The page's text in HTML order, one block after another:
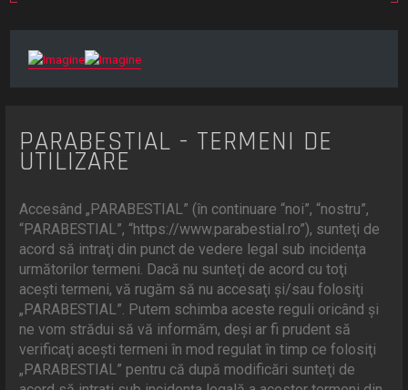
PARABESTIAL - TERMENI DE
UTILIZARE
Accesând „PARABESTIAL” (în continuare “noi”, “nostru”,
“PARABESTIAL”, “https://www.parabestial.ro”), sunteţi de
acord să intraţi din punct de vedere legal sub incidenţa
următorilor termeni. Dacă nu sunteţi de acord cu toţi
aceşti termeni, vă rugăm să nu accesaţi şi/sau folosiţi
„PARABESTIAL”. Putem schimba aceste reguli oricând şi
ne vom strădui să vă informăm, deşi ar fi prudent să
verificaţi aceşti termeni în mod regulat în timp ce folosiţi
„PARABESTIAL” pentru că după modificări sunteţi de